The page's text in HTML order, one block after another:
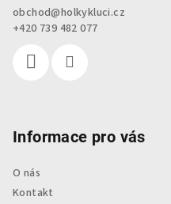
obchod@holkykluci.cz
+420 739 482 077
Informace pro vás
O nás
Kontakt